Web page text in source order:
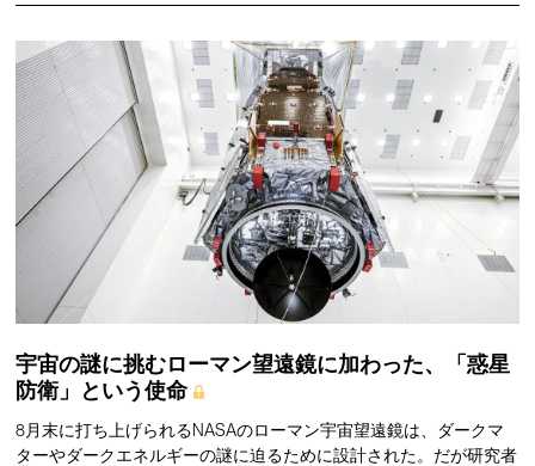
宇宙の謎に挑むローマン望遠鏡に加わった、「惑星
防衛」という使命
8月末に打ち上げられるNASAのローマン宇宙望遠鏡は、ダークマ
ターやダークエネルギーの謎に迫るために設計された。だが研究者